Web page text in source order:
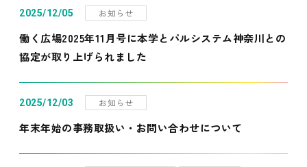
2025/12/05 お知らせ
働く広場2025年11月号に本学とパルシステム神奈川との
協定が取り上げられました
2025/12/03 お知らせ
年末年始の事務取扱い・お問い合わせについて